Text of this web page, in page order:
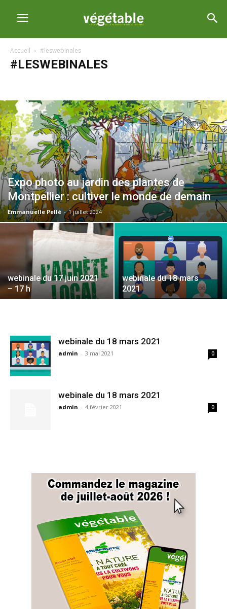
Accueil #leswebinales
#LESWEBINALES
Expo photo au jardin des plantes de
Montpellier : cultiver le monde de demain
Emmanuelle Pellé - 1 juillet 2024
webinale du 17 juin 2021
– 17 h
webinale du 18 mars
2021
webinale du 18 mars 2021
admin - 3 mai 2021 0
webinale du 18 mars 2021
admin - 4 février 2021 0